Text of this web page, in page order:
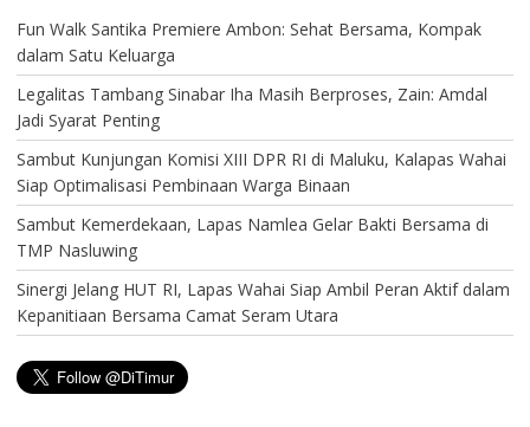
Fun Walk Santika Premiere Ambon: Sehat Bersama, Kompak
dalam Satu Keluarga
Legalitas Tambang Sinabar Iha Masih Berproses, Zain: Amdal
Jadi Syarat Penting
Sambut Kunjungan Komisi XIII DPR RI di Maluku, Kalapas Wahai
Siap Optimalisasi Pembinaan Warga Binaan
Sambut Kemerdekaan, Lapas Namlea Gelar Bakti Bersama di
TMP Nasluwing
Sinergi Jelang HUT RI, Lapas Wahai Siap Ambil Peran Aktif dalam
Kepanitiaan Bersama Camat Seram Utara